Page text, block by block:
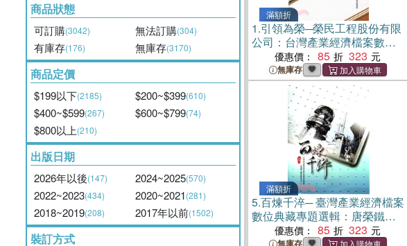
商品狀態
可訂購(3042) 無法訂購(304)
有庫存(176) 無庫存(3170)
商品定價
$199以下(2185) $200~$399(610)
$400~$599(267) $600~$799(74)
$800以上(210)
出版日期
2026年以後(147) 2024~2025(570)
2022~2023(434) 2020~2021(281)
2018~2019(208) 2017年以前(1502)
裝訂方式
滿額折
1.引領為榮─榮民工程股份有限
公司：台灣產業經濟檔案數位
典藏專題選輯-印記十(附光碟)
優惠價： 85 323
無庫存
滿額折
5.百煉千淬─ 臺灣產業經濟檔案
數位典藏專題選輯：唐榮鐵工
廠股份有限公司─印記八(附光
優惠價： 85 323
無庫存